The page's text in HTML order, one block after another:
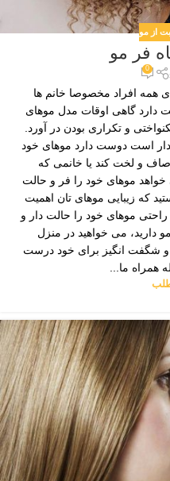
از مو
فر مو
0
همه افراد مخصوصا خانم ها
دارد گاهی اوقات مدل موهای
و تکراری بودن در آورد.
است دوست دارد موهای خود
و لخت کند یا خانمی که
موهای خود را فر و حالت
که زیبایی موهای تان اهمیت
راحتی موهای خود را حالت دار و
دارید، می خواهید در منزل
و شگفت انگیز برای خود درست
همراه ما...